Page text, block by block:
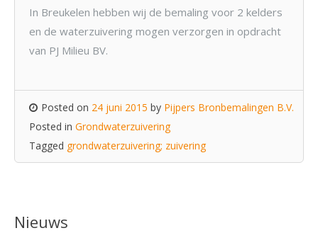
In Breukelen hebben wij de bemaling voor 2 kelders
en de waterzuivering mogen verzorgen in opdracht
van PJ Milieu BV.
Posted on 24 juni 2015 by Pijpers Bronbemalingen B.V.
Posted in Grondwaterzuivering
Tagged grondwaterzuivering; zuivering
Nieuws